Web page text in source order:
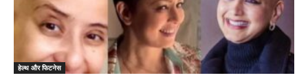
हेल्थ और फिटनेस